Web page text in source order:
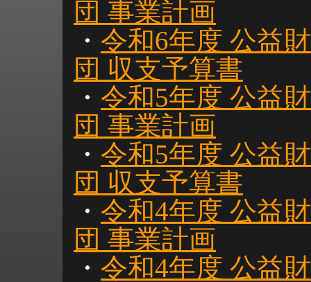
団 事業計画
・ 令和6年度 公益
団 収支予算書
・ 令和5年度 公益
団 事業計画
・ 令和5年度 公益
団 収支予算書
・ 令和4年度 公益
団 事業計画
・ 令和4年度 公益